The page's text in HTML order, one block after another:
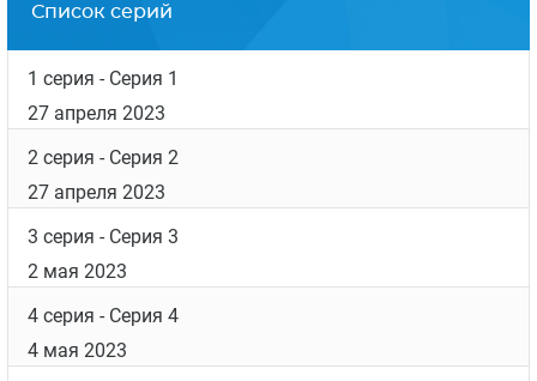
Список серий
1 серия - Серия 1
27 апреля 2023
2 серия - Серия 2
27 апреля 2023
3 серия - Серия 3
2 мая 2023
4 серия - Серия 4
4 мая 2023